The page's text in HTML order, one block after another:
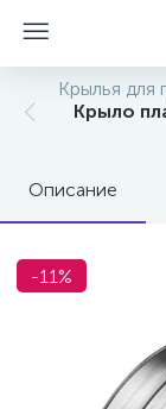
Крылья для
Крыло
Описание
-11%